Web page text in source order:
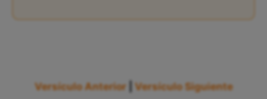
Versículo Anterior Versículo Siguiente